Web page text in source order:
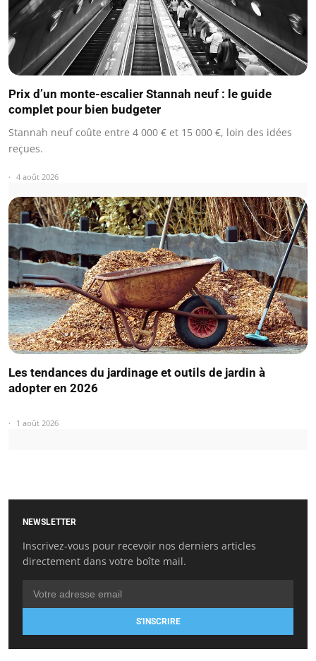
Prix d’un monte-escalier Stannah neuf : le guide
complet pour bien budgeter
Stannah neuf coûte entre 4 000 € et 15 000 €, loin des idées
reçues.
4 août 2026
Les tendances du jardinage et outils de jardin à
adopter en 2026
1 août 2026
NEWSLETTER
Inscrivez-vous pour recevoir nos derniers articles
directement dans votre boîte mail.
S'INSCRIRE